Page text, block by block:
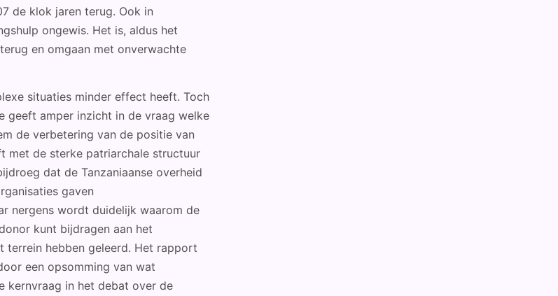
de klok jaren terug. Ook in
ongewis. Het is, aldus het
en omgaan met onverwachte
situaties minder effect heeft. Toch
geeft amper inzicht in de vraag welke
de verbetering van de positie van
met de sterke patriarchale structuur
dat de Tanzaniaanse overheid
gaven
nergens wordt duidelijk waarom de
kunt bijdragen aan het
terrein hebben geleerd. Het rapport
een opsomming van wat
kernvraag in het debat over de